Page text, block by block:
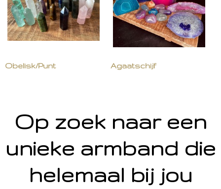
Obelisk/Punt Agaatschijf
Op zoek naar een
unieke armband die
helemaal bij jou